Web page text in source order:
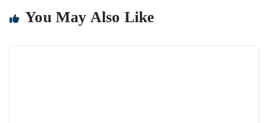
You May Also Like